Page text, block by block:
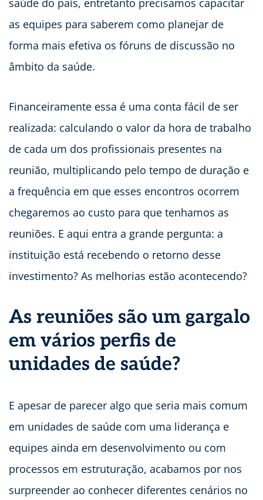
saúde do país, entretanto precisamos capacitar
as equipes para saberem como planejar de
forma mais efetiva os fóruns de discussão no
âmbito da saúde.
Financeiramente essa é uma conta fácil de ser
realizada: calculando o valor da hora de trabalho
de cada um dos profissionais presentes na
reunião, multiplicando pelo tempo de duração e
a frequência em que esses encontros ocorrem
chegaremos ao custo para que tenhamos as
reuniões. E aqui entra a grande pergunta: a
instituição está recebendo o retorno desse
investimento? As melhorias estão acontecendo?
As reuniões são um gargalo
em vários perfis de
unidades de saúde?
E apesar de parecer algo que seria mais comum
em unidades de saúde com uma liderança e
equipes ainda em desenvolvimento ou com
processos em estruturação, acabamos por nos
surpreender ao conhecer diferentes cenários no